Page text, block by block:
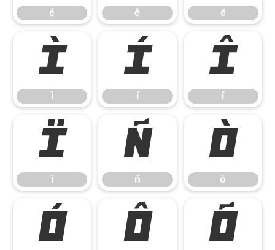
é ê ë
ì
ì
í
í
î
î
ï
ï
ñ
ñ
ò
ò
ó ô õ